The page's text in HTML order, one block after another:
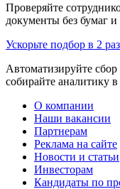
Проверяйте
документы без бумаг
Ускорьте подбор в 2
Автоматизируйте сбор
собирайте аналитику
О компании
Наши вакансии
Партнерам
Реклама на сайте
Новости и статьи
Инвесторам
Кандидаты по